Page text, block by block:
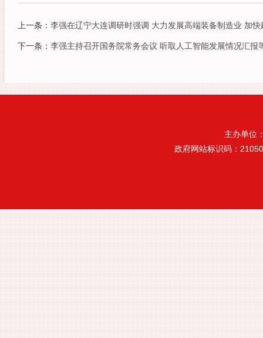
上一条： 李强在辽宁大连调研时强调 大力发展高端装备制造业 加
下一条： 李强主持召开国务院常务会议 听取人工智能发展情况汇报
主办单位
政府网站标识码：